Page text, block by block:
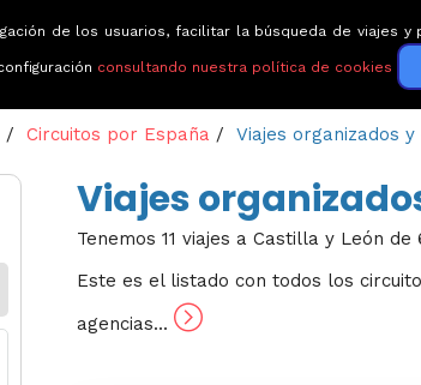
/ Circuitos por España / Viajes organizados
Viajes
Tenemos 11 viajes a Castilla y León
Este es el listado con todos los
agencias...
de los usuarios, facilitar la búsqueda de viajes
consultando nuestra política de cookies